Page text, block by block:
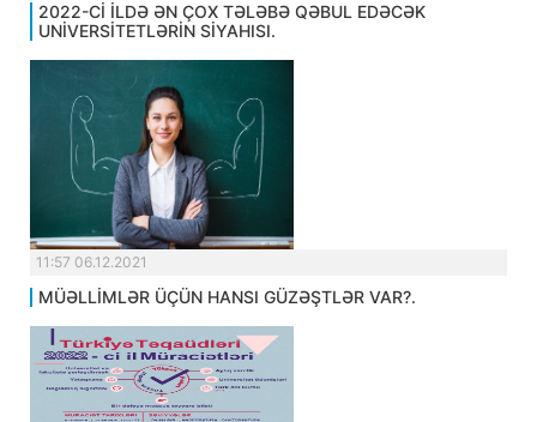
2022-Cİ İLDƏ ƏN ÇOX TƏLƏBƏ QƏBUL EDƏCƏK
UNİVERSİTETLƏRİN SİYAHISI.
11:57 06.12.2021
MÜƏLLİMLƏR ÜÇÜN HANSI GÜZƏŞTLƏR VAR?.